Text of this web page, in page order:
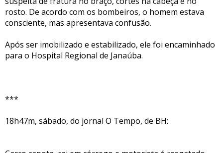
rosto. De acordo com os bombeiros, o homem estava
consciente, mas apresentava confusão.
Após ser imobilizado e estabilizado, ele foi encaminhado
para o Hospital Regional de Janaúba.
***
18h47m, sábado, do jornal O Tempo, de BH: